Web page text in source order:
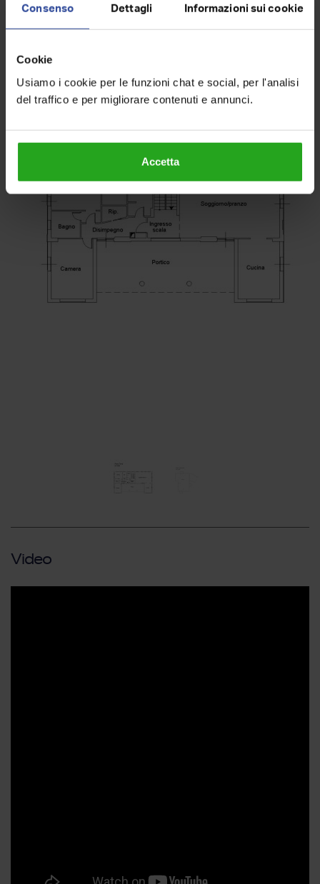
Consenso Dettagli Informazioni sui cookie
Cookie
Usiamo i cookie per le funzioni chat e social, per l'analisi
del traffico e per migliorare contenuti e annunci.
Accetta
Video